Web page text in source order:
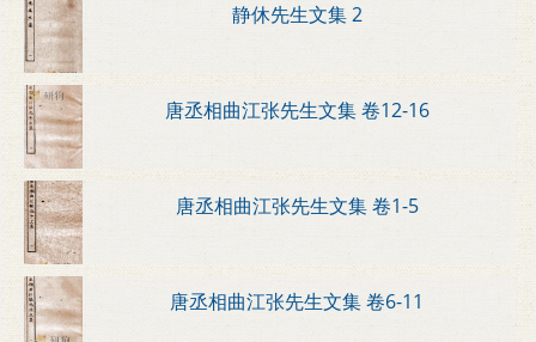
静休先生文集 2
唐丞相曲江张先生文集 卷12-16
唐丞相曲江张先生文集 卷1-5
唐丞相曲江张先生文集 卷6-11